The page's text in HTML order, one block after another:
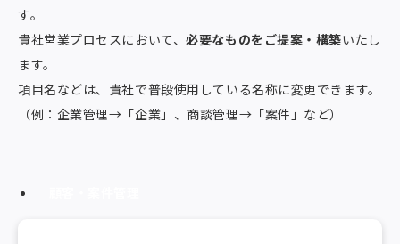
す。
貴社営業プロセスにおいて、必要なものをご提案・構築いたし
ます。
項目名などは、貴社で普段使用している名称に変更できます。
（例：企業管理→「企業」、商談管理→「案件」など）